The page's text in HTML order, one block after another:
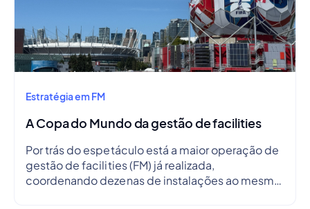
Estratégia em FM
A Copa do Mundo da gestão de facilities
Por trás do espetáculo está a maior operação de
gestão de facilities (FM) já realizada,
coordenando dezenas de instalações ao mesmo